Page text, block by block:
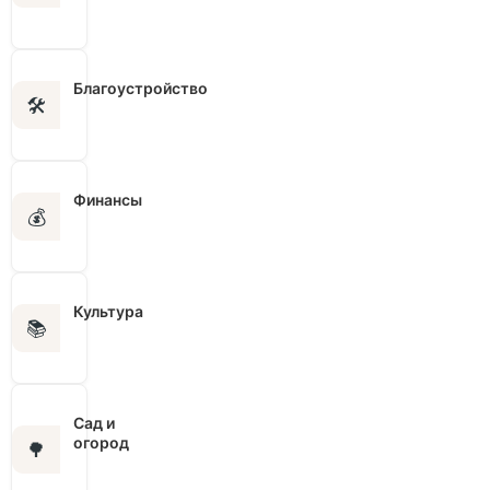
🛠️
Благоустройство
💰
Финансы
📚
Культура
🌳
Сад и
огород